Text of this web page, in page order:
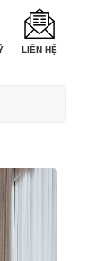
LIÊN HỆ